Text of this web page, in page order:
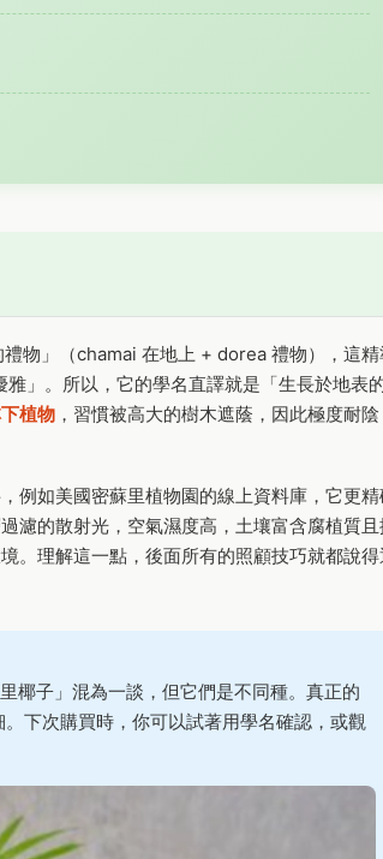
物」（chamai 在地上 + dorea 禮物），這
雅」。所以，它的學名直譯就是「生長於地表
植物 ，習慣被高大的樹木遮蔭，因此極度耐
例如美國密蘇里植物園的線上資料庫，它更
濾的散射光，空氣濕度高，土壤富含腐植質
。理解這一點，後面所有的照顧技巧就都說
椰子」混為一談，但它們是不同種。真正的
下次購買時，你可以試著用學名確認，或觀